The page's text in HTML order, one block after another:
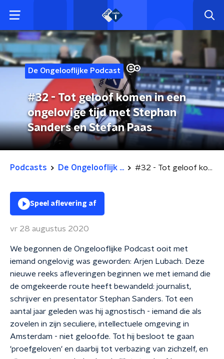
De Ongelooflijke Podcast
#32 - Tot geloof komen in een
ongelovige tijd met Stephan
Sanders en Stefan Paas
Podcasts De Ongelooflijk ... #32 - Tot geloof komen in een ongelovige tijd met Stephan Sanders en Stefan Paas
Speel aflevering af
vr 28 augustus 2020
We begonnen de Ongelooflijke Podcast ooit met
iemand ongelovig was geworden: Arjen Lubach. Deze
nieuwe reeks afleveringen beginnen we met iemand die
de omgekeerde route heeft bewandeld: journalist,
schrijver en presentator Stephan Sanders. Tot een
aantal jaar geleden was hij agnostisch - iemand die als
zovelen in zijn seculiere, intellectuele omgeving in
Amsterdam - niet geloofde. Tot hij besloot te gaan
'proefgeloven' en daarbij tot verbazing van zichzelf, en